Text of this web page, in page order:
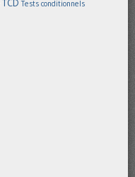
TCD Tests conditionnels